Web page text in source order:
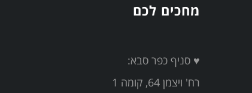
מחכים לכם
♥ סניף כפר סבא:
רח' ויצמן 64, קומה 1